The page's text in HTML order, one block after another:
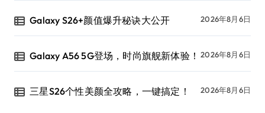
Galaxy S26+颜值爆升秘诀大公开 2026年8月6日
Galaxy A56 5G登场，时尚旗舰新体验！ 2026年8月6日
三星S26个性美颜全攻略，一键搞定！ 2026年8月6日